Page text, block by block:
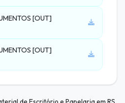
[OUT]
[OUT]